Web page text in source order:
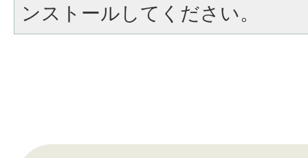
ンストールしてください。